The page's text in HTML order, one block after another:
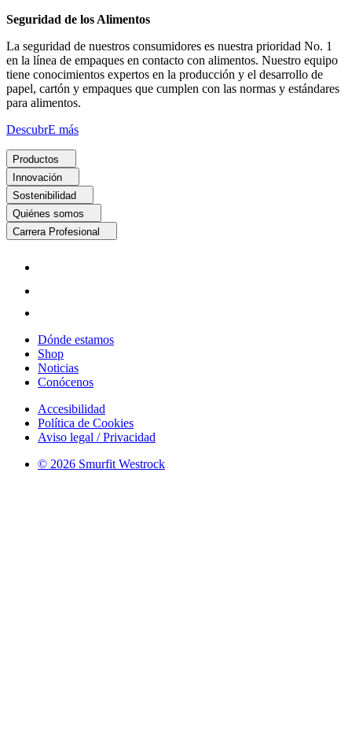
Seguridad de los Alimentos
La seguridad de nuestros consumidores es nuestra prioridad No. 1
en la línea de empaques en contacto con alimentos. Nuestro equipo
tiene conocimientos expertos en la producción y el desarrollo de
papel, cartón y empaques que cumplen con las normas y estándares
para alimentos.
DescubrE más
Productos
Innovación
Sostenibilidad
Quiénes somos
Carrera Profesional
Dónde estamos
Shop
Noticias
Conócenos
Accesibilidad
Política de Cookies
Aviso legal / Privacidad
© 2026 Smurfit Westrock